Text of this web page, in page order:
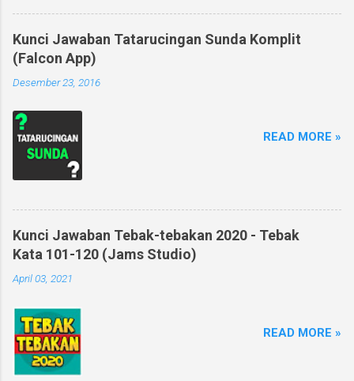
Kunci Jawaban Tatarucingan Sunda Komplit
(Falcon App)
Desember 23, 2016
READ MORE »
Kunci Jawaban Tebak-tebakan 2020 - Tebak
Kata 101-120 (Jams Studio)
April 03, 2021
READ MORE »